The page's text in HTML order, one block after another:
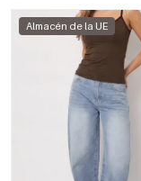
Almacén de la UE